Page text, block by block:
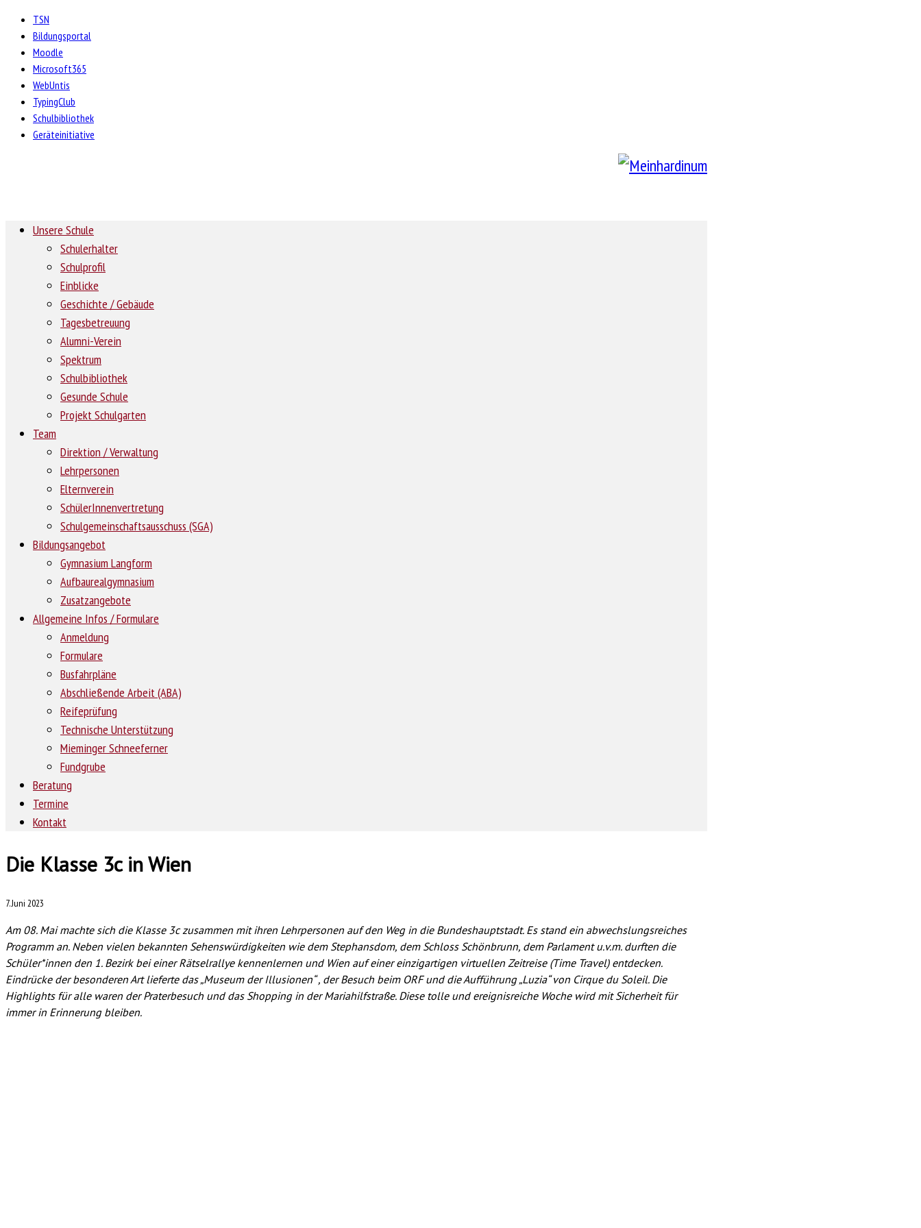
TSN
Bildungsportal
Moodle
Microsoft365
WebUntis
TypingClub
Schulbibliothek
Geräteinitiative
Unsere Schule
Schulerhalter
Schulprofil
Einblicke
Geschichte / Gebäude
Tagesbetreuung
Alumni-Verein
Spektrum
Schulbibliothek
Gesunde Schule
Projekt Schulgarten
Team
Direktion / Verwaltung
Lehrpersonen
Elternverein
SchülerInnenvertretung
Schulgemeinschaftsausschuss (SGA)
Bildungsangebot
Gymnasium Langform
Aufbaurealgymnasium
Zusatzangebote
Allgemeine Infos / Formulare
Anmeldung
Formulare
Busfahrpläne
Abschließende Arbeit (ABA)
Reifeprüfung
Technische Unterstützung
Mieminger Schneeferner
Fundgrube
Beratung
Termine
Kontakt
Die Klasse 3c in Wien
7. Juni 2023
Am 08. Mai machte sich die Klasse 3c zusammen mit ihren Lehrpersonen auf den Weg in die Bundeshauptstadt. Es stand ein abwechslungsreiches
Programm an. Neben vielen bekannten Sehenswürdigkeiten wie dem Stephansdom, dem Schloss Schönbrunn, dem Parlament u.v.m. durften die
Schüler*innen den 1. Bezirk bei einer Rätselrallye kennenlernen und Wien auf einer einzigartigen virtuellen Zeitreise (Time Travel) entdecken.
Eindrücke der besonderen Art lieferte das „Museum der Illusionen“ , der Besuch beim ORF und die Aufführung „Luzia“ von Cirque du Soleil. Die
Highlights für alle waren der Praterbesuch und das Shopping in der Mariahilfstraße. Diese tolle und ereignisreiche Woche wird mit Sicherheit für
immer in Erinnerung bleiben.